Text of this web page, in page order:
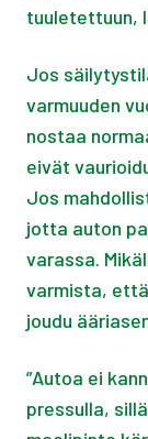
tuuletettuun,
Jos
varmuuden
nostaa
eivät
Jos
jotta auton
varassa.
varmista,
joudu
”Autoa ei
pressulla,